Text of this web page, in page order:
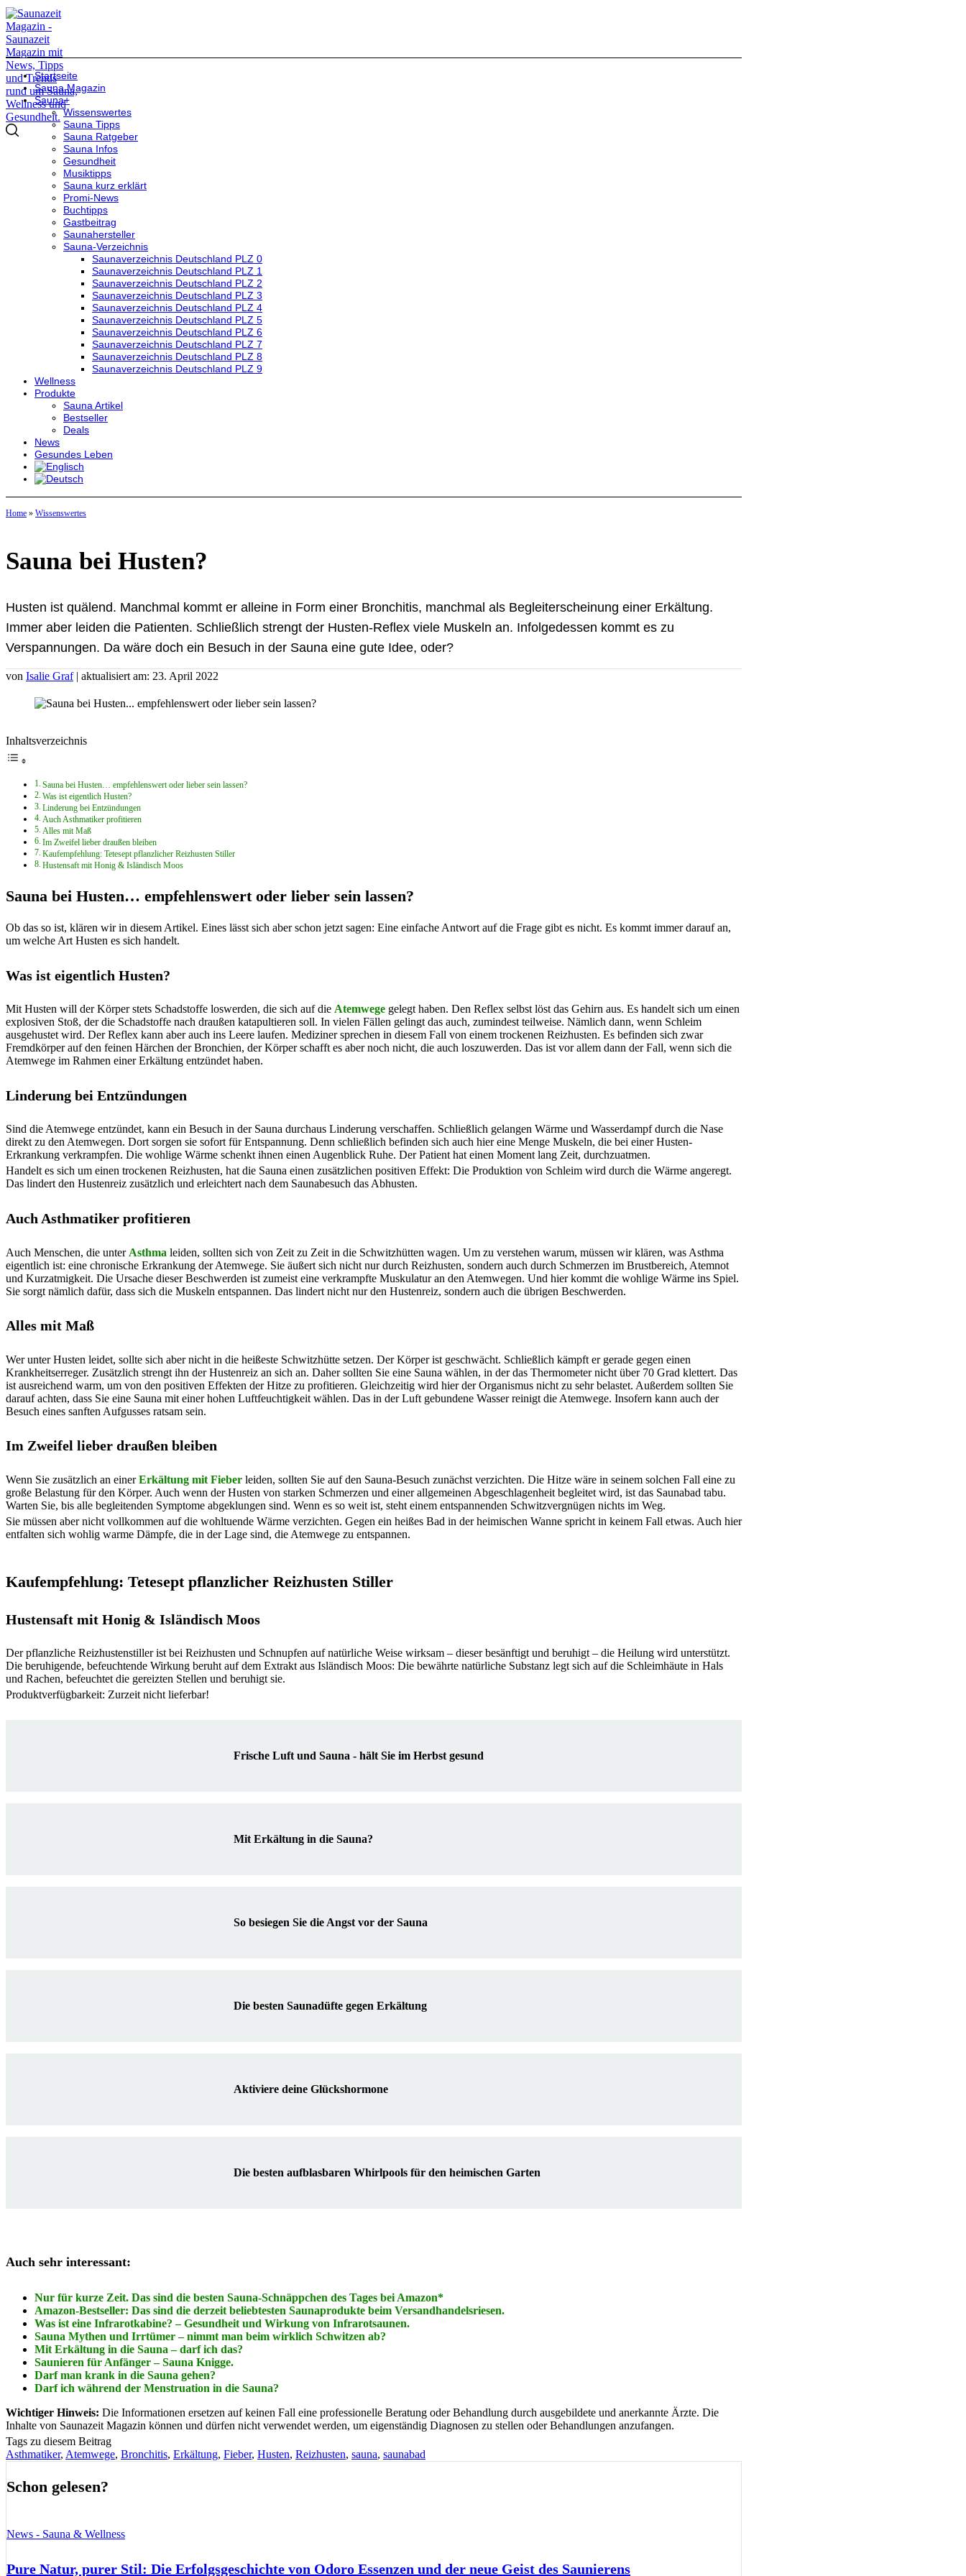
Startseite
Sauna Magazin
Sauna+
Wissenswertes
Sauna Tipps
Sauna Ratgeber
Sauna Infos
Gesundheit
Musiktipps
Sauna kurz erklärt
Promi-News
Buchtipps
Gastbeitrag
Saunahersteller
Sauna-Verzeichnis
Saunaverzeichnis Deutschland PLZ 0
Saunaverzeichnis Deutschland PLZ 1
Saunaverzeichnis Deutschland PLZ 2
Saunaverzeichnis Deutschland PLZ 3
Saunaverzeichnis Deutschland PLZ 4
Saunaverzeichnis Deutschland PLZ 5
Saunaverzeichnis Deutschland PLZ 6
Saunaverzeichnis Deutschland PLZ 7
Saunaverzeichnis Deutschland PLZ 8
Saunaverzeichnis Deutschland PLZ 9
Wellness
Produkte
Sauna Artikel
Bestseller
Deals
News
Gesundes Leben
Home » Wissenswertes
Sauna bei Husten?
Husten ist quälend. Manchmal kommt er alleine in Form einer Bronchitis, manchmal als Begleiterscheinung einer Erkältung.
Immer aber leiden die Patienten. Schließlich strengt der Husten-Reflex viele Muskeln an. Infolgedessen kommt es zu
Verspannungen. Da wäre doch ein Besuch in der Sauna eine gute Idee, oder?
von Isalie Graf | aktualisiert am: 23. April 2022
Inhaltsverzeichnis
Sauna bei Husten… empfehlenswert oder lieber sein lassen?
Was ist eigentlich Husten?
Linderung bei Entzündungen
Auch Asthmatiker profitieren
Alles mit Maß
Im Zweifel lieber draußen bleiben
Kaufempfehlung: Tetesept pflanzlicher Reizhusten Stiller
Hustensaft mit Honig & Isländisch Moos
Sauna bei Husten… empfehlenswert oder lieber sein lassen?
Ob das so ist, klären wir in diesem Artikel. Eines lässt sich aber schon jetzt sagen: Eine einfache Antwort auf die Frage gibt es nicht. Es kommt immer darauf an,
um welche Art Husten es sich handelt.
Was ist eigentlich Husten?
Mit Husten will der Körper stets Schadstoffe loswerden, die sich auf die Atemwege gelegt haben. Den Reflex selbst löst das Gehirn aus. Es handelt sich um einen
explosiven Stoß, der die Schadstoffe nach draußen katapultieren soll. In vielen Fällen gelingt das auch, zumindest teilweise. Nämlich dann, wenn Schleim
ausgehustet wird. Der Reflex kann aber auch ins Leere laufen. Mediziner sprechen in diesem Fall von einem trockenen Reizhusten. Es befinden sich zwar
Fremdkörper auf den feinen Härchen der Bronchien, der Körper schafft es aber noch nicht, die auch loszuwerden. Das ist vor allem dann der Fall, wenn sich die
Atemwege im Rahmen einer Erkältung entzündet haben.
Linderung bei Entzündungen
Sind die Atemwege entzündet, kann ein Besuch in der Sauna durchaus Linderung verschaffen. Schließlich gelangen Wärme und Wasserdampf durch die Nase
direkt zu den Atemwegen. Dort sorgen sie sofort für Entspannung. Denn schließlich befinden sich auch hier eine Menge Muskeln, die bei einer Husten-
Erkrankung verkrampfen. Die wohlige Wärme schenkt ihnen einen Augenblick Ruhe. Der Patient hat einen Moment lang Zeit, durchzuatmen.
Handelt es sich um einen trockenen Reizhusten, hat die Sauna einen zusätzlichen positiven Effekt: Die Produktion von Schleim wird durch die Wärme angeregt.
Das lindert den Hustenreiz zusätzlich und erleichtert nach dem Saunabesuch das Abhusten.
Auch Asthmatiker profitieren
Auch Menschen, die unter Asthma leiden, sollten sich von Zeit zu Zeit in die Schwitzhütten wagen. Um zu verstehen warum, müssen wir klären, was Asthma
eigentlich ist: eine chronische Erkrankung der Atemwege. Sie äußert sich nicht nur durch Reizhusten, sondern auch durch Schmerzen im Brustbereich, Atemnot
und Kurzatmigkeit. Die Ursache dieser Beschwerden ist zumeist eine verkrampfte Muskulatur an den Atemwegen. Und hier kommt die wohlige Wärme ins Spiel.
Sie sorgt nämlich dafür, dass sich die Muskeln entspannen. Das lindert nicht nur den Hustenreiz, sondern auch die übrigen Beschwerden.
Alles mit Maß
Wer unter Husten leidet, sollte sich aber nicht in die heißeste Schwitzhütte setzen. Der Körper ist geschwächt. Schließlich kämpft er gerade gegen einen
Krankheitserreger. Zusätzlich strengt ihn der Hustenreiz an sich an. Daher sollten Sie eine Sauna wählen, in der das Thermometer nicht über 70 Grad klettert. Das
ist ausreichend warm, um von den positiven Effekten der Hitze zu profitieren. Gleichzeitig wird hier der Organismus nicht zu sehr belastet. Außerdem sollten Sie
darauf achten, dass Sie eine Sauna mit einer hohen Luftfeuchtigkeit wählen. Das in der Luft gebundene Wasser reinigt die Atemwege. Insofern kann auch der
Besuch eines sanften Aufgusses ratsam sein.
Im Zweifel lieber draußen bleiben
Wenn Sie zusätzlich an einerErkältung mit Fieber leiden, sollten Sie auf den Sauna-Besuch zunächst verzichten. Die Hitze wäre in seinem solchen Fall eine zu
große Belastung für den Körper. Auch wenn der Husten von starken Schmerzen und einer allgemeinen Abgeschlagenheit begleitet wird, ist das Saunabad tabu.
Warten Sie, bis alle begleitenden Symptome abgeklungen sind. Wenn es so weit ist, steht einem entspannenden Schwitzvergnügen nichts im Weg.
Sie müssen aber nicht vollkommen auf die wohltuende Wärme verzichten. Gegen ein heißes Bad in der heimischen Wanne spricht in keinem Fall etwas. Auch hier
entfalten sich wohlig warme Dämpfe, die in der Lage sind, die Atemwege zu entspannen.
Kaufempfehlung: Tetesept pflanzlicher Reizhusten Stiller
Hustensaft mit Honig & Isländisch Moos
Der pflanzliche Reizhustenstiller ist bei Reizhusten und Schnupfen auf natürliche Weise wirksam – dieser besänftigt und beruhigt – die Heilung wird unterstützt.
Die beruhigende, befeuchtende Wirkung beruht auf dem Extrakt aus Isländisch Moos: Die bewährte natürliche Substanz legt sich auf die Schleimhäute in Hals
und Rachen, befeuchtet die gereizten Stellen und beruhigt sie.
Produktverfügbarkeit: Zurzeit nicht lieferbar!
Frische Luft und Sauna - hält Sie im Herbst gesund
Mit Erkältung in die Sauna?
So besiegen Sie die Angst vor der Sauna
Die besten Saunadüfte gegen Erkältung
Aktiviere deine Glückshormone
Die besten aufblasbaren Whirlpools für den heimischen Garten
Auch sehr interessant:
Nur für kurze Zeit. Das sind die besten Sauna-Schnäppchen des Tages bei Amazon*
Amazon-Bestseller: Das sind die derzeit beliebtesten Saunaprodukte beim Versandhandelsriesen.
Was ist eine Infrarotkabine? – Gesundheit und Wirkung von Infrarotsaunen.
Sauna Mythen und Irrtümer – nimmt man beim wirklich Schwitzen ab?
Mit Erkältung in die Sauna – darf ich das?
Saunieren für Anfänger – Sauna Knigge.
Darf man krank in die Sauna gehen?
Darf ich während der Menstruation in die Sauna?
Wichtiger Hinweis: Die Informationen ersetzen auf keinen Fall eine professionelle Beratung oder Behandlung durch ausgebildete und anerkannte Ärzte. Die
Inhalte von Saunazeit Magazin können und dürfen nicht verwendet werden, um eigenständig Diagnosen zu stellen oder Behandlungen anzufangen.
Tags zu diesem Beitrag
Asthmatiker, Atemwege, Bronchitis, Erkältung, Fieber, Husten, Reizhusten, sauna, saunabad
Schon gelesen?
News - Sauna & Wellness
Pure Natur, purer Stil: Die Erfolgsgeschichte von Odoro Essenzen und der neue Geist des Saunierens